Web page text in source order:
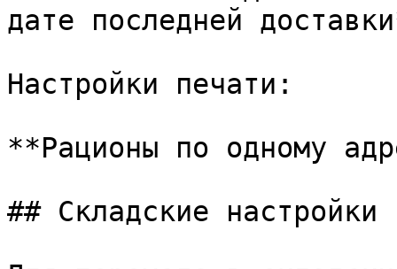
дате последней
Настройки печати:
**Рационы по одному
## Складские настройки